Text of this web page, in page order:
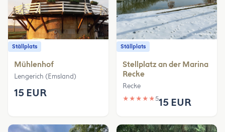
Ställplats
Mühlenhof
Lengerich (Emsland)
15 EUR
Ställplats
Stellplatz an der Marina
Recke
Recke
★ ★ ★ ★ ★515 EUR